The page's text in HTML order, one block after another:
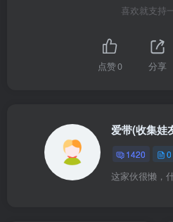
喜欢就支持
点赞0 分享
爱带(收集娃
1420 0
这家伙很懒，